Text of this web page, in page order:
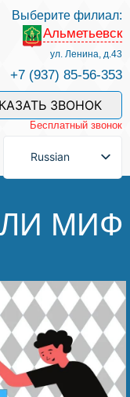
Выберите филиал:
Альметьевск
ул. Ленина, д.43
+7 (937) 85-56-353
ЗВОНОК
Бесплатный звонок
Russian
МИФ